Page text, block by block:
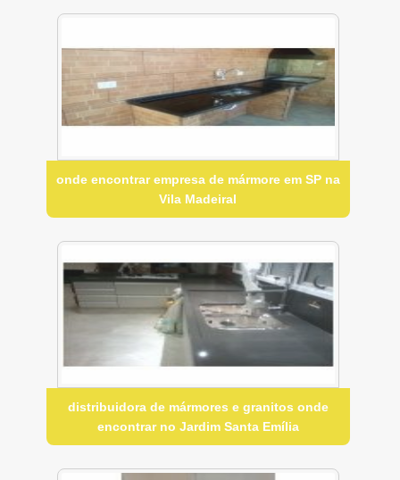
onde encontrar empresa de mármore em SP na
Vila Madeiral
distribuidora de mármores e granitos onde
encontrar no Jardim Santa Emília